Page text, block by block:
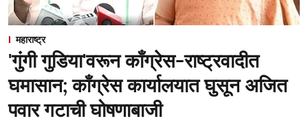
महाराष्ट्र
'गुंगी गुडिया'वरून काँग्रेस-राष्ट्रवादीत
घमासान; काँग्रेस कार्यालयात घुसून अजित
पवार गटाची घोषणाबाजी